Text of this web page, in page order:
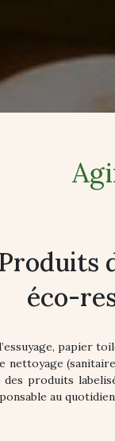
Produits
éco-
papier
nettoyage
produits
au